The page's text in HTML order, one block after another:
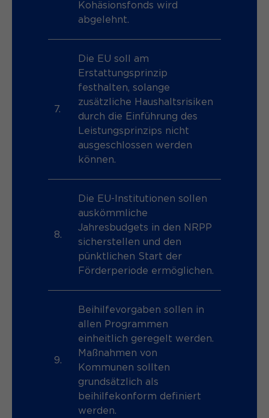
Kohäsionsfonds wird
abgelehnt.
7.
Die EU soll am
Erstattungsprinzip
festhalten, solange
zusätzliche Haushaltsrisiken
durch die Einführung des
Leistungsprinzips nicht
ausgeschlossen werden
können.
8.
Die EU-Institutionen sollen
auskömmliche
Jahresbudgets in den NRPP
sicherstellen und den
pünktlichen Start der
Förderperiode ermöglichen.
9.
Beihilfevorgaben sollen in
allen Programmen
einheitlich geregelt werden.
Maßnahmen von
Kommunen sollten
grundsätzlich als
beihilfekonform definiert
werden.